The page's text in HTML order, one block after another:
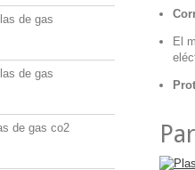
de gas
de gas
de gas co2
El